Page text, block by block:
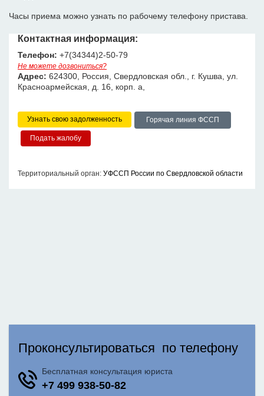
Часы приема можно узнать по рабочему телефону пристава.
Контактная информация:
Телефон: +7(34344)2-50-79
Не можете дозвониться?
Адрес: 624300, Россия, Свердловская обл., г. Кушва, ул.
Красноармейская, д. 16, корп. а,
Узнать свою задолженность Горячая линия ФССП
Территориальный орган: УФССП России по Свердловской области